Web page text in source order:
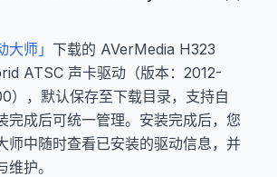
大师」 下载的 AVerMedia H323
ATSC 声卡驱动（版本：2012-
），默认保存至下载目录，支持自
完成后可统一管理。安装完成后，您
师中随时查看已安装的驱动信息，并
护。